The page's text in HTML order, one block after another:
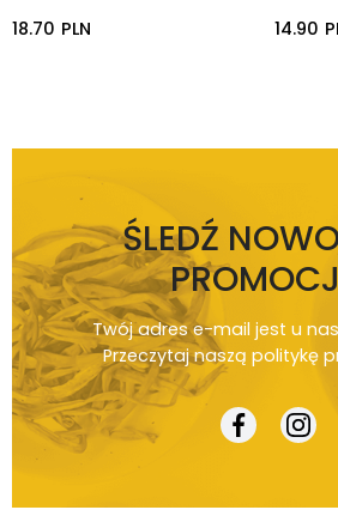
18.70 PLN 14.90
ŚLEDŹ
Twój adres e-mail jest u
Przeczytaj naszą politykę